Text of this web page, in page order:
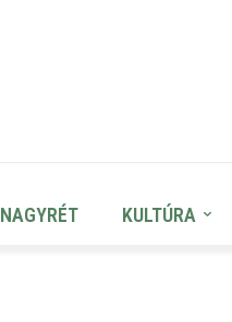
NAGYRÉT KULTÚRA